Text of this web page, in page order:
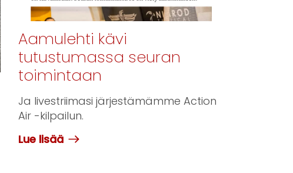
Aamulehti kävi
tutustumassa seuran
toimintaan
Ja livestriimasi järjestämämme Action
Air -kilpailun.
Lue lisää